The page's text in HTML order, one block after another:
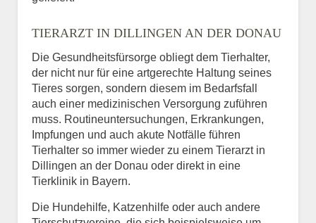
TIERARZT IN DILLINGEN AN DER DONAU
Die Gesundheitsfürsorge obliegt dem Tierhalter,
der nicht nur für eine artgerechte Haltung seines
Tieres sorgen, sondern diesem im Bedarfsfall
auch einer medizinischen Versorgung zuführen
muss. Routineuntersuchungen, Erkrankungen,
Impfungen und auch akute Notfälle führen
Tierhalter so immer wieder zu einem Tierarzt in
Dillingen an der Donau oder direkt in eine
Tierklinik in Bayern.
Die Hundehilfe, Katzenhilfe oder auch andere